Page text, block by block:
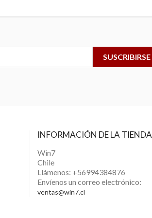
INFORMACIÓN DE LA TIENDA
Win7
Chile
Llámenos: +56994384876
Envíenos un correo electrónico:
ventas@win7.cl